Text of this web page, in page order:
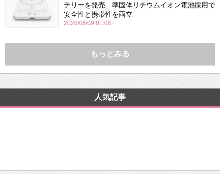
テリーを発売 準固体リチウムイオン電池採用で
安全性と携帯性を両立
2026/06/09 01:08
もっとみる
人気記事